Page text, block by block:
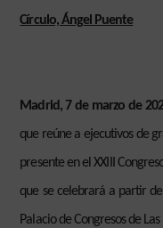
Círculo, Ángel Puente
Madrid, 7 de marzo de
que reúne a ejecutivos de
presente en el XXIII
que se celebrará a partir
Palacio de Congresos de